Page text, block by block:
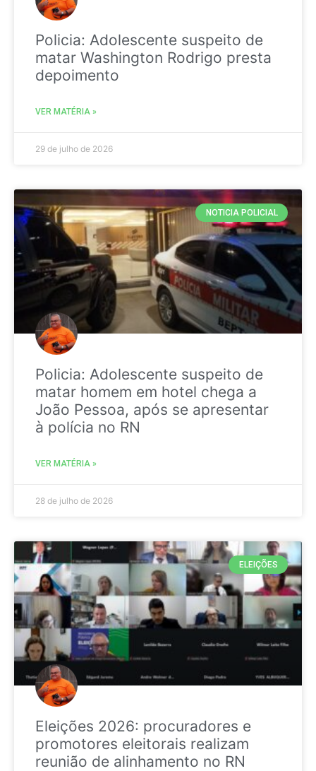
Policia: Adolescente suspeito de
matar Washington Rodrigo presta
depoimento
VER MATÉRIA »
29 de julho de 2026
NOTICIA POLICIAL
Policia: Adolescente suspeito de
matar homem em hotel chega a
João Pessoa, após se apresentar
à polícia no RN
VER MATÉRIA »
28 de julho de 2026
ELEIÇÕES
Eleições 2026: procuradores e
promotores eleitorais realizam
reunião de alinhamento no RN